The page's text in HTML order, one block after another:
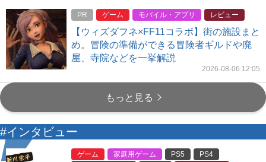
PR ゲーム モバイル・アプリ レビュー
【ウィズダフネ×FF11コラボ】街の施設まと
め。冒険の準備ができる冒険者ギルドや廃
屋、寺院などを一挙解説
2026-08-06 12:05
もっと見る
#インタビュー
ゲーム 家庭用ゲーム PS5
PS4